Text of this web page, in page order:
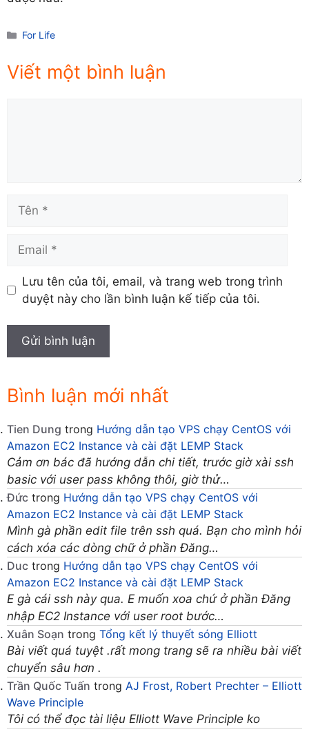
Danh
For Life
Viết một bình luận
Lưu tên của tôi, email, và trang web trong trình
duyệt này cho lần bình luận kế tiếp của tôi.
Bình luận mới nhất
Tien Dung trong Hướng dẫn tạo VPS chạy CentOS với
Amazon EC2 Instance và cài đặt LEMP Stack
Cảm ơn bác đã hướng dẫn chi tiết, trước giờ xài ssh
basic với user pass không thôi, giờ thử…
Đức trong Hướng dẫn tạo VPS chạy CentOS với
Amazon EC2 Instance và cài đặt LEMP Stack
Mình gà phần edit file trên ssh quá. Bạn cho mình hỏi
cách xóa các dòng chữ ở phần Đăng…
Duc trong Hướng dẫn tạo VPS chạy CentOS với
Amazon EC2 Instance và cài đặt LEMP Stack
E gà cái ssh này qua. E muốn xoa chứ ở phần Đăng
nhập EC2 Instance với user root bước…
Xuân Soạn trong Tổng kết lý thuyết sóng Elliott
Bài viết quá tuyệt .rất mong trang sẽ ra nhiều bài viết
chuyển sâu hơn .
Trần Quốc Tuấn trong AJ Frost, Robert Prechter – Elliott
Wave Principle
Tôi có thể đọc tài liệu Elliott Wave Principle ko